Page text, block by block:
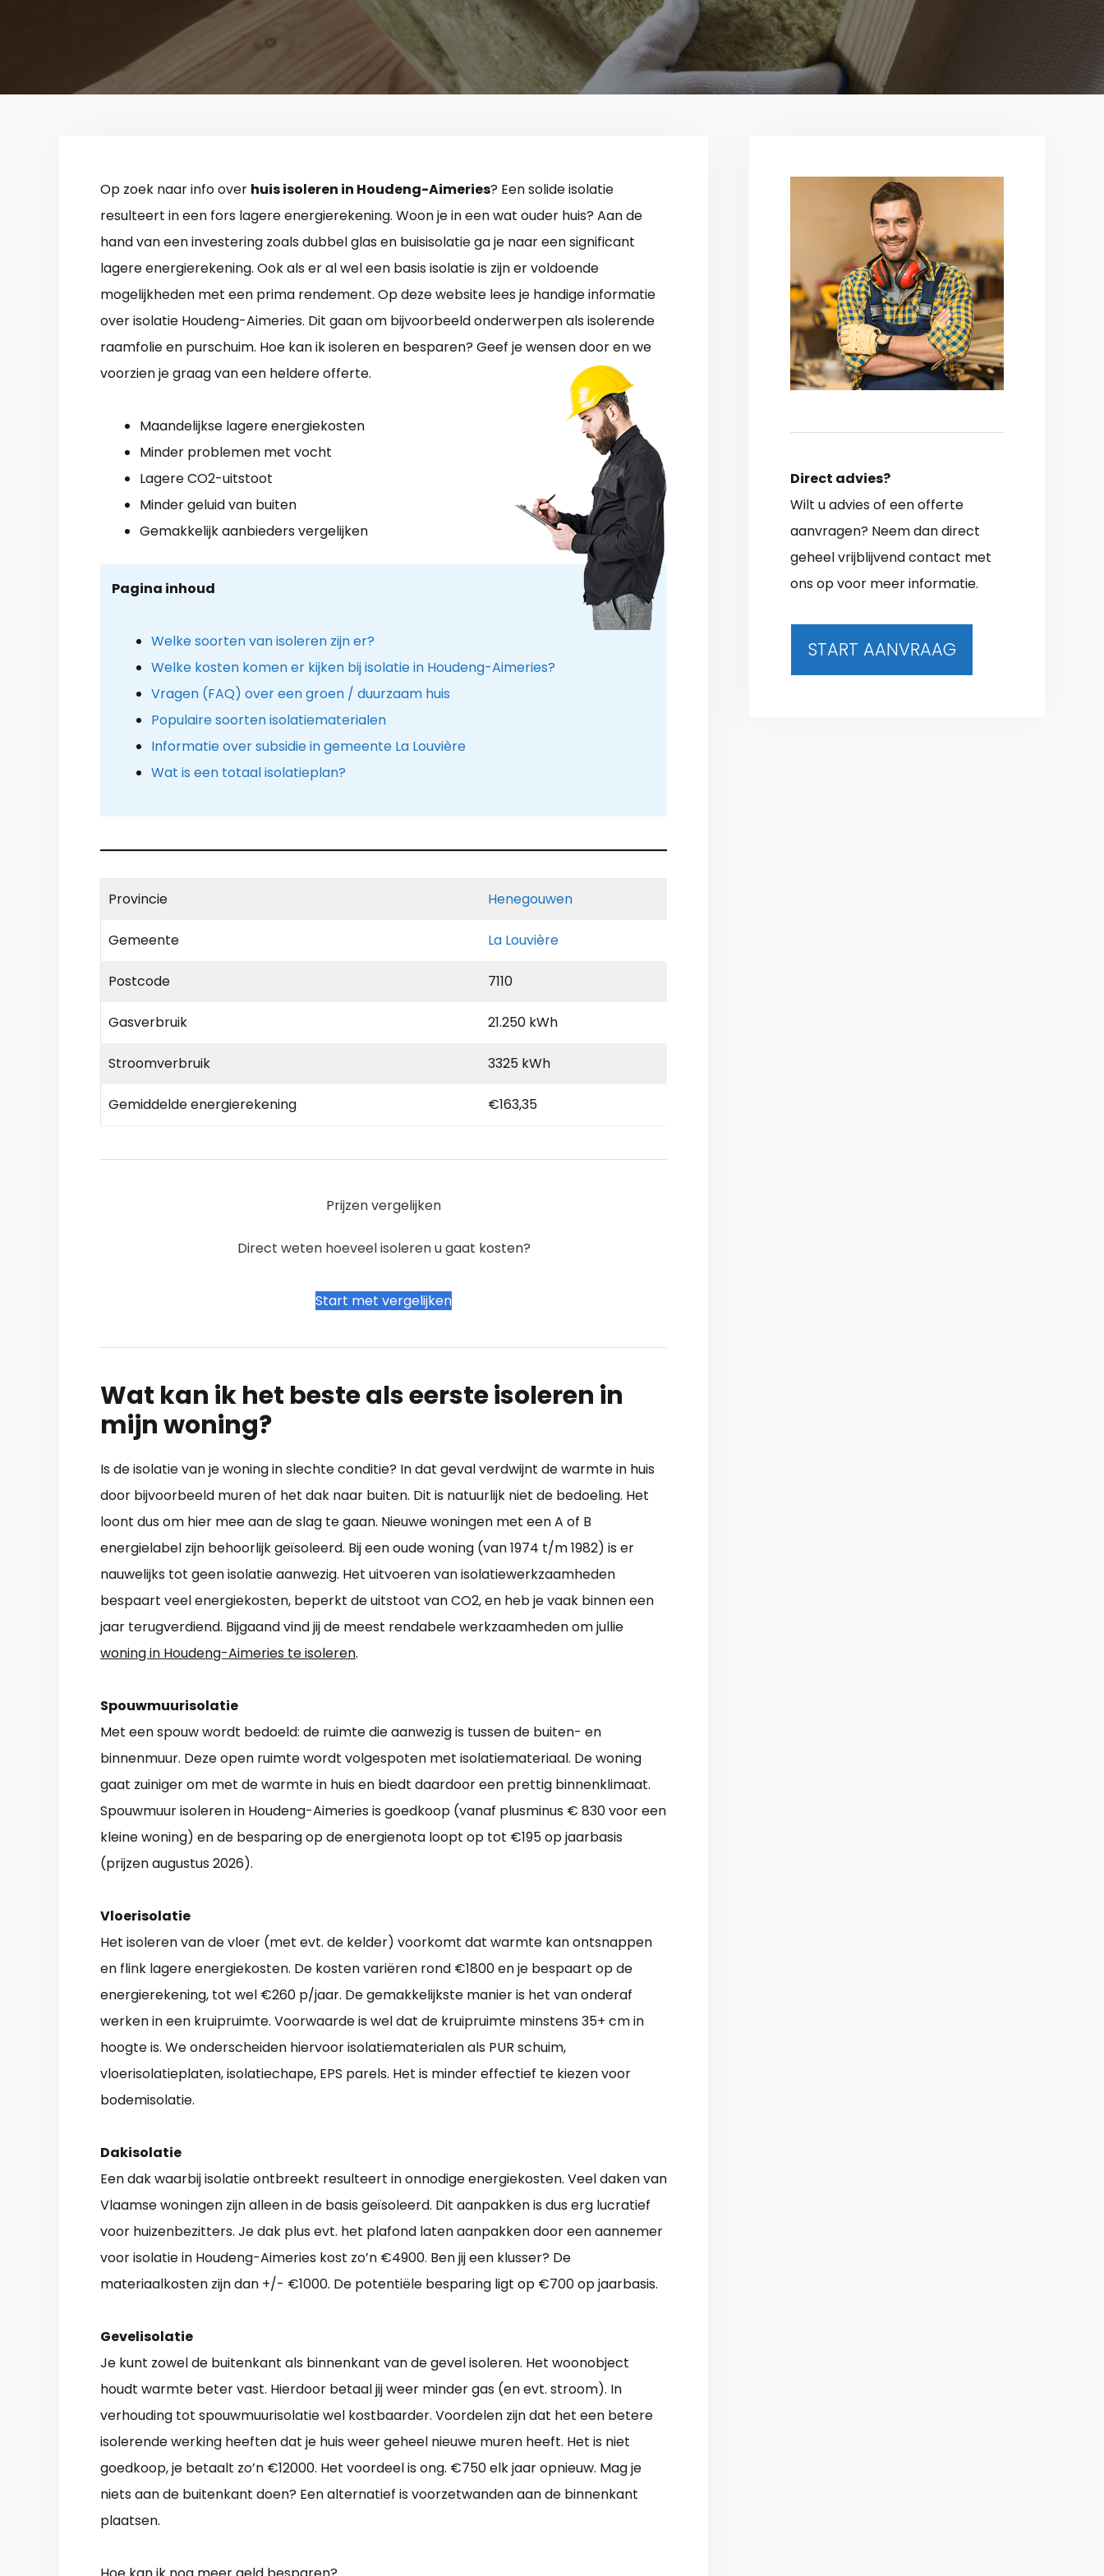
Op zoek naar info over huis isoleren in Houdeng-Aimeries? Een solide isolatie
resulteert in een fors lagere energierekening. Woon je in een wat ouder huis? Aan de
hand van een investering zoals dubbel glas en buisisolatie ga je naar een significant
lagere energierekening. Ook als er al wel een basis isolatie is zijn er voldoende
mogelijkheden met een prima rendement. Op deze website lees je handige informatie
over isolatie Houdeng-Aimeries. Dit gaan om bijvoorbeeld onderwerpen als isolerende
raamfolie en purschuim. Hoe kan ik isoleren en besparen? Geef je wensen door en we
voorzien je graag van een heldere offerte.
Maandelijkse lagere energiekosten
Minder problemen met vocht
Lagere CO2-uitstoot
Minder geluid van buiten
Gemakkelijk aanbieders vergelijken
Pagina inhoud
Welke soorten van isoleren zijn er?
Welke kosten komen er kijken bij isolatie in Houdeng-Aimeries?
Vragen (FAQ) over een groen / duurzaam huis
Populaire soorten isolatiematerialen
Informatie over subsidie in gemeente La Louvière
Wat is een totaal isolatieplan?
Provincie Henegouwen
Gemeente La Louvière
Postcode 7110
Gasverbruik 21.250 kWh
Stroomverbruik 3325 kWh
Gemiddelde energierekening €163,35
Prijzen vergelijken
Direct weten hoeveel isoleren u gaat kosten?
Start met vergelijken
Wat kan ik het beste als eerste isoleren in
mijn woning?
Is de isolatie van je woning in slechte conditie? In dat geval verdwijnt de warmte in huis
door bijvoorbeeld muren of het dak naar buiten. Dit is natuurlijk niet de bedoeling. Het
loont dus om hier mee aan de slag te gaan. Nieuwe woningen met een A of B
energielabel zijn behoorlijk geïsoleerd. Bij een oude woning (van 1974 t/m 1982) is er
nauwelijks tot geen isolatie aanwezig. Het uitvoeren van isolatiewerkzaamheden
bespaart veel energiekosten, beperkt de uitstoot van CO2, en heb je vaak binnen een
jaar terugverdiend. Bijgaand vind jij de meest rendabele werkzaamheden om jullie
woning in Houdeng-Aimeries te isoleren.
Spouwmuurisolatie
Met een spouw wordt bedoeld: de ruimte die aanwezig is tussen de buiten- en
binnenmuur. Deze open ruimte wordt volgespoten met isolatiemateriaal. De woning
gaat zuiniger om met de warmte in huis en biedt daardoor een prettig binnenklimaat.
Spouwmuur isoleren in Houdeng-Aimeries is goedkoop (vanaf plusminus € 830 voor een
kleine woning) en de besparing op de energienota loopt op tot €195 op jaarbasis
(prijzen augustus 2026).
Vloerisolatie
Het isoleren van de vloer (met evt. de kelder) voorkomt dat warmte kan ontsnappen
en flink lagere energiekosten. De kosten variëren rond €1800 en je bespaart op de
energierekening, tot wel €260 p/jaar. De gemakkelijkste manier is het van onderaf
werken in een kruipruimte. Voorwaarde is wel dat de kruipruimte minstens 35+ cm in
hoogte is. We onderscheiden hiervoor isolatiematerialen als PUR schuim,
vloerisolatieplaten, isolatiechape, EPS parels. Het is minder effectief te kiezen voor
bodemisolatie.
Dakisolatie
Een dak waarbij isolatie ontbreekt resulteert in onnodige energiekosten. Veel daken van
Vlaamse woningen zijn alleen in de basis geïsoleerd. Dit aanpakken is dus erg lucratief
voor huizenbezitters. Je dak plus evt. het plafond laten aanpakken door een aannemer
voor isolatie in Houdeng-Aimeries kost zo’n €4900. Ben jij een klusser? De
materiaalkosten zijn dan +/- €1000. De potentiële besparing ligt op €700 op jaarbasis.
Gevelisolatie
Je kunt zowel de buitenkant als binnenkant van de gevel isoleren. Het woonobject
houdt warmte beter vast. Hierdoor betaal jij weer minder gas (en evt. stroom). In
verhouding tot spouwmuurisolatie wel kostbaarder. Voordelen zijn dat het een betere
isolerende werking heeften dat je huis weer geheel nieuwe muren heeft. Het is niet
goedkoop, je betaalt zo’n €12000. Het voordeel is ong. €750 elk jaar opnieuw. Mag je
niets aan de buitenkant doen? Een alternatief is voorzetwanden aan de binnenkant
plaatsen.
Direct advies?
Wilt u advies of een offerte
aanvragen? Neem dan direct
geheel vrijblijvend contact met
ons op voor meer informatie.
START AANVRAAG